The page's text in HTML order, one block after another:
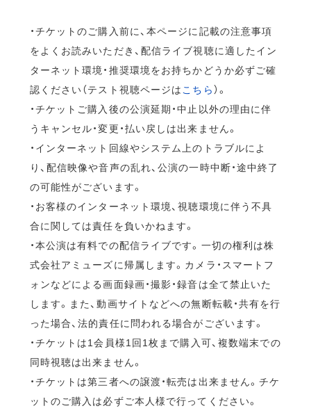
・チケットのご購入前に、本ページに記載の注意事項
をよくお読みいただき、配信ライブ視聴に適したイン
ターネット環境・推奨環境をお持ちかどうか必ずご確
認ください（テスト視聴ページは こちら）。
・チケットご購入後の公演延期・中止以外の理由に伴
うキャンセル・変更・払い戻しは出来ません。
・インターネット回線やシステム上のトラブルによ
り、配信映像や音声の乱れ、公演の一時中断・途中終了
の可能性がございます。
・お客様のインターネット環境、視聴環境に伴う不具
合に関しては責任を負いかねます。
・本公演は有料での配信ライブです。一切の権利は株
式会社アミューズに帰属します。カメラ・スマートフ
ォンなどによる画面録画・撮影・録音は全て禁止いた
します。また、動画サイトなどへの無断転載・共有を行
った場合、法的責任に問われる場合がございます。
・チケットは1会員様1回1枚まで購入可、複数端末での
同時視聴は出来ません。
・チケットは第三者への譲渡・転売は出来ません。チケ
ットのご購入は必ずご本人様で行ってください。